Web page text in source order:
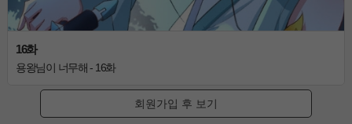
16화
용왕님이 너무해 - 16화
회원가입 후 보기